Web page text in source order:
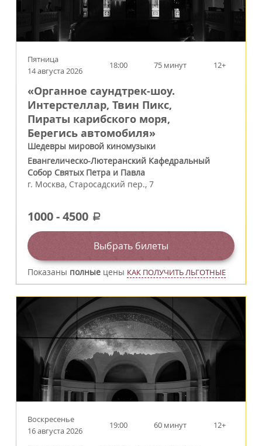
Пятница
14 августа 2026
18:00 75 минут 12+
«Органное саундтрек-шоу.
Интерстеллар, Твин Пикс,
Пираты карибского моря,
Берегись автомобиля»
Шедевры мировой киномузыки
Евангелическо-Лютеранский Кафедральный
Собор Святых Петра и Павла
г. Москва, Старосадский пер., 7
1000-4500 a
Выбрать билеты
Показаны полные цены КАК ПОЛУЧИТЬ ЛЬГОТНЫЕ
Воскресенье
16 августа 2026
19:00 60 минут 12+